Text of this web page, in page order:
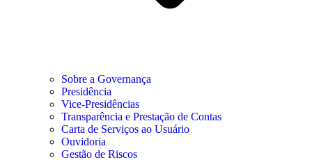
Sobre a Governança
Presidência
Vice-Presidências
Transparência e Prestação de Contas
Carta de Serviços ao Usuário
Ouvidoria
Gestão de Riscos